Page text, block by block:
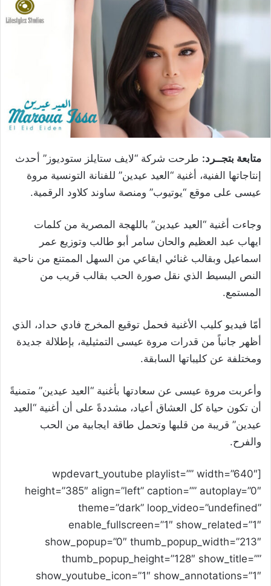
متابعة بتجــرد: طرحت شركة “لايف ستايلز ستوديوز” أحدث
إنتاجاتها الفنية، أغنية “العيد عيدين” للفنانة التونسية مروة
عيسى على موقع “يوتيوب” ومنصة ساوند كلاود الرقمية.
وجاءت أغنية “العيد عيدين” باللهجة المصرية من كلمات
ايهاب عبد العظيم والحان سامر أبو طالب وتوزيع عمر
اسماعيل وبقالب غنائي ايقاعي من السهل الممتنع من ناحية
النص البسيط الذي نقل صورة الحب بقالب قريب من
المستمع.
أمّا فيديو كليب الأغنية فحمل توقيع المخرج فادي حداد، الذي
أظهر جانباً من قدرات مروة عيسى التمثيلية، بإطلالة جديدة
ومختلفة عن كليباتها السابقة.
وأعربت مروة عيسى عن سعادتها بأغنية “العيد عيدين” متمنيةً
أن تكون حياة كل العشاق أعياد، مشددةً على أن أغنية “العيد
عيدين” قريبة من قلبها وتحمل طاقة ايجابية من الحب
والفرح.
[wpdevart_youtube playlist=”” width=”640″
height=”385″ align=”left” caption=”” autoplay=”0″
theme=”dark” loop_video=”undefined”
enable_fullscreen=”1″ show_related=”1″
show_popup=”0″ thumb_popup_width=”213″
thumb_popup_height=”128″ show_title=””
show_youtube_icon=”1″ show_annotations=”1″